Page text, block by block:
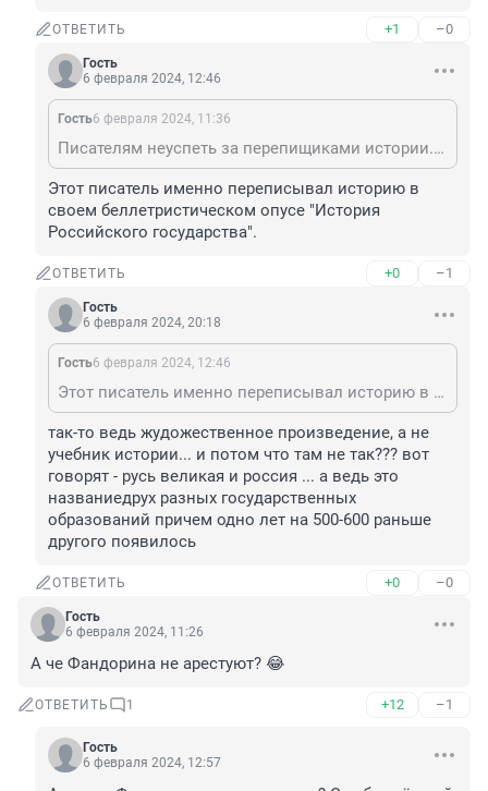
ОТВЕТИТЬ +1 –0
Гость
6 февраля 2024, 12:46
Гость6 февраля 2024, 11:36
Писателям неуспеть за перепищиками истории. Интересно, если бы я вам рассказала историю моей семьи за весь двадцатый век вы бы поверили? Или сказали бы, что не так все было, историки не так пишут? Но у меня есть документы и фото. И рассказы дедов очевидцев и участников.
Этот писатель именно переписывал историю в
своем беллетристическом опусе "История
Российского государства".
ОТВЕТИТЬ +0 –1
Гость
6 февраля 2024, 20:18
Гость6 февраля 2024, 12:46
Этот писатель именно переписывал историю в своем беллетристическом опусе "История Российского государства".
так-то ведь жудожественное произведение, а не
учебник истории... и потом что там не так??? вот
говорят - русь великая и россия ... а ведь это
названиедрух разных государственных
образований причем одно лет на 500-600 раньше
другого появилось
ОТВЕТИТЬ +0 –0
Гость
6 февраля 2024, 11:26
А че Фандорина не арестуют? 😂
ОТВЕТИТЬ 1 +12 –1
Гость
6 февраля 2024, 12:57